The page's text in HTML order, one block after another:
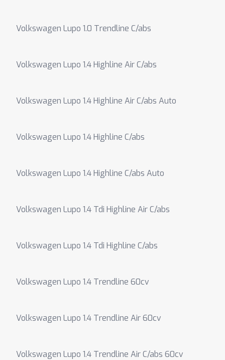
Volkswagen Lupo 1.0 Trendline C/abs
Volkswagen Lupo 1.4 Highline Air C/abs
Volkswagen Lupo 1.4 Highline Air C/abs Auto
Volkswagen Lupo 1.4 Highline C/abs
Volkswagen Lupo 1.4 Highline C/abs Auto
Volkswagen Lupo 1.4 Tdi Highline Air C/abs
Volkswagen Lupo 1.4 Tdi Highline C/abs
Volkswagen Lupo 1.4 Trendline 60cv
Volkswagen Lupo 1.4 Trendline Air 60cv
Volkswagen Lupo 1.4 Trendline Air C/abs 60cv